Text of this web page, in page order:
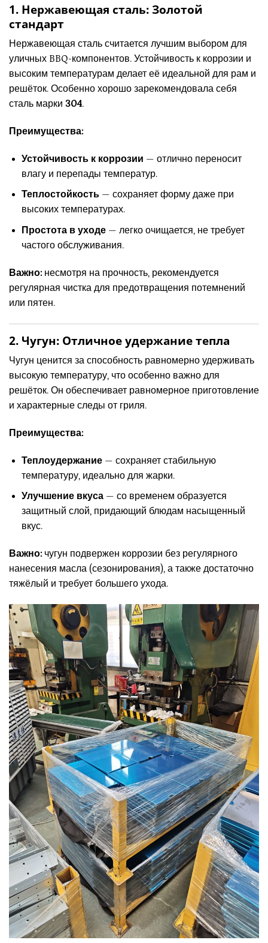
1. Нержавеющая сталь: Золотой
стандарт
Нержавеющая сталь считается лучшим выбором для
уличных BBQ-компонентов. Устойчивость к коррозии и
высоким температурам делает её идеальной для рам и
решёток. Особенно хорошо зарекомендовала себя
сталь марки 304.
Преимущества:
Устойчивость к коррозии — отлично переносит
влагу и перепады температур.
Теплостойкость— сохраняет форму даже при
высоких температурах.
Простота в уходе— легко очищается, не требует
частого обслуживания.
Важно: несмотря на прочность, рекомендуется
регулярная чистка для предотвращения потемнений
или пятен.
2. Чугун: Отличное удержание тепла
Чугун ценится за способность равномерно удерживать
высокую температуру, что особенно важно для
решёток. Он обеспечивает равномерное приготовление
и характерные следы от гриля.
Преимущества:
Теплоудержание— сохраняет стабильную
температуру, идеально для жарки.
Улучшение вкуса— со временем образуется
защитный слой, придающий блюдам насыщенный
вкус.
Важно: чугун подвержен коррозии без регулярного
нанесения масла (сезонирования), а также достаточно
тяжёлый и требует большего ухода.